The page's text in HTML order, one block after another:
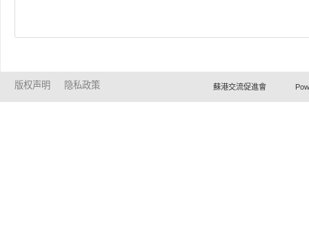
版权声明 隐私政策 蘇港交流促進會